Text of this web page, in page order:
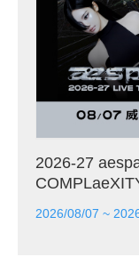
2026-27
2026/08/07 ~